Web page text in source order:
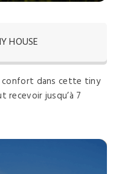
HOUSE
dans cette tiny
recevoir jusqu’à 7